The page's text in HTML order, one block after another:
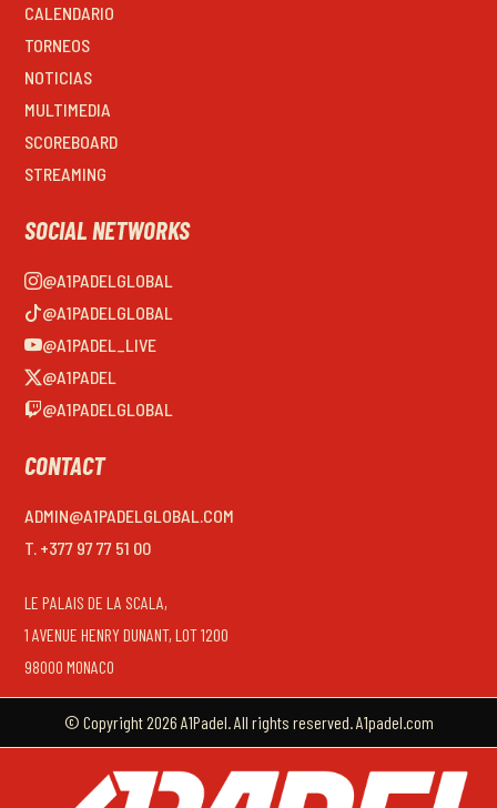
CALENDARIO
TORNEOS
NOTICIAS
MULTIMEDIA
SCOREBOARD
STREAMING
SOCIAL NETWORKS
@A1PADELGLOBAL
@A1PADELGLOBAL
@A1PADEL_LIVE
@A1PADEL
@A1PADELGLOBAL
CONTACT
ADMIN@A1PADELGLOBAL.COM
T. +377 97 77 51 00
LE PALAIS DE LA SCALA,
1 AVENUE HENRY DUNANT, LOT 1200
98000 MONACO
© Copyright 2026 A1Padel. All rights reserved. A1padel.com